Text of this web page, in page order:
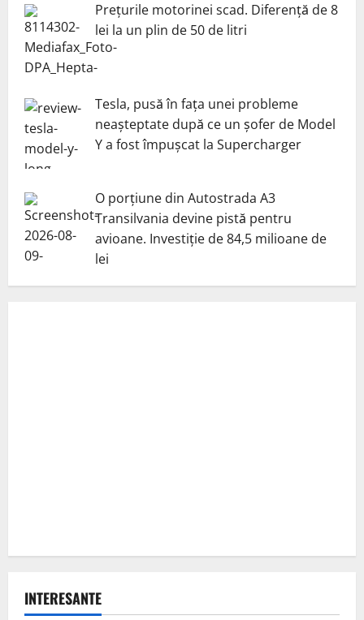
Prețurile motorinei scad. Diferență de 8
lei la un plin de 50 de litri
Tesla, pusă în fața unei probleme
neașteptate după ce un șofer de Model
Y a fost împușcat la Supercharger
O porțiune din Autostrada A3
Transilvania devine pistă pentru
avioane. Investiție de 84,5 milioane de
lei
INTERESANTE